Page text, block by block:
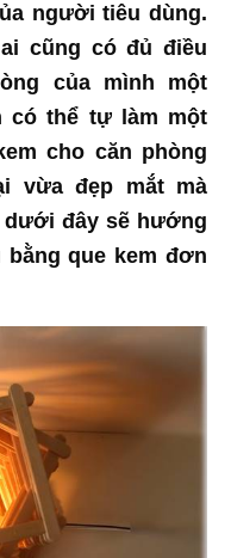
người tiêu dùng.
cũng có đủ điều
của mình một
có thể tự làm một
cho căn phòng
vừa đẹp mắt mà
dưới đây sẽ hướng
bằng que kem đơn